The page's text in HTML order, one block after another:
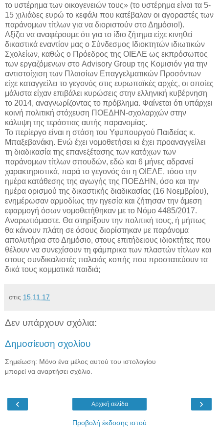
το υστέρημα των οικογενειών τους» (το υστέρημα είναι τα 5-
15 χιλιάδες ευρώ το κεφάλι που κατέβαλαν οι αγοραστές των
παράνομων τίτλων για να διοριστούν στο Δημόσιο!).
Αξίζει να αναφέρουμε ότι για το ίδιο ζήτημα είχε κινηθεί
δικαστικά εναντίον μας ο Σύνδεσμος Ιδιοκτητών ιδιωτικών
Σχολείων, καθώς ο Πρόεδρος της ΟΙΕΛΕ ως εκπρόσωπος
των εργαζόμενων στο Advisory Group της Κομισιόν για την
αντιστοίχιση των Πλαισίων Επαγγελματικών Προσόντων
είχε καταγγείλει το γεγονός στις ευρωπαϊκές αρχές, οι οποίες
μάλιστα είχαν επιβάλει κυρώσεις στην ελληνική κυβέρνηση
το 2014, αναγνωρίζοντας το πρόβλημα. Φαίνεται ότι υπάρχει
κοινή πολιτική στόχευση ΠΟΕΔΗΝ-σχολαρχών στην
κάλυψη της τεράστιας αυτής παρανομίας.
Το περίεργο είναι η στάση του Υφυπουργού Παιδείας κ.
Μπαξεβανάκη. Ενώ έχει νομοθετήσει κι έχει προαναγγείλει
τη διαδικασία της επανεξέτασης των κατόχων των
παράνομων τίτλων σπουδών, εδώ και 6 μήνες αδρανεί
χαρακτηριστικά, παρά το γεγονός ότι η ΟΙΕΛΕ, τόσο την
ημέρα κατάθεσης της αγωγής της ΠΟΕΔΗΝ, όσο και την
ημέρα ορισμού της δικαστικής διαδικασίας (16 Νοεμβρίου),
ενημέρωσαν αρμοδίως την ηγεσία και ζήτησαν την άμεση
εφαρμογή όσων νομοθετήθηκαν με το Νόμο 4485/2017.
Αναρωτιόμαστε. Θα στηρίξουν την πολιτική τους, ή μήπως
θα κάνουν πλάτη σε όσους διορίστηκαν με παράνομα
απολυτήρια στο Δημόσιο, στους επιτήδειους ιδιοκτήτες που
θέλουν να συνεχίσουν τη φάμπρικα των πλαστών τίτλων και
στους συνδικαλιστές παλαιάς κοπής που προστατεύουν τα
δικά τους κομματικά παιδιά;
στις 15.11.17
Δεν υπάρχουν σχόλια:
Δημοσίευση σχολίου
Σημείωση: Μόνο ένα μέλος αυτού του ιστολογίου
μπορεί να αναρτήσει σχόλιο.
‹ ›
Αρχική σελίδα
Προβολή έκδοσης ιστού